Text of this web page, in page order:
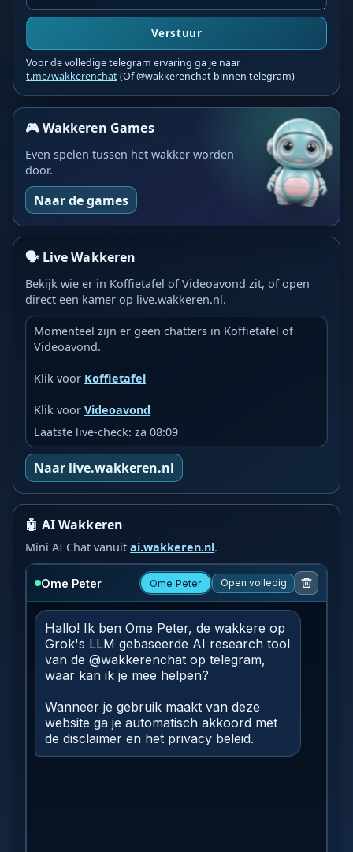
Verstuur
Voor de volledige telegram ervaring ga je naar
t.me/wakkerenchat(Of @wakkerenchat binnen telegram)
🎮 Wakkeren Games
Even spelen tussen het wakker worden
door.
Naar de games
🗣️ Live Wakkeren
Bekijk wie er in Koffietafel of Videoavond zit, of open
direct een kamer op live.wakkeren.nl.
Momenteel zijn er geen chatters in Koffietafel of
Videoavond.
Klik voor Koffietafel
Klik voorVideoavond
Laatste live-check: za 08:09
Naar live.wakkeren.nl
🤖 AI Wakkeren
Mini AI Chat vanuitai.wakkeren.nl.